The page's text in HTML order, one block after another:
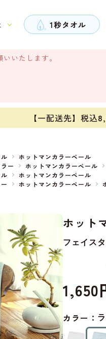
1秒タオル
いたします。
【一配送先】税込
ホットマンカラーペール
ー ホットマンカラーペール
ホットマンカラーペール
ホットマンカラーペール
ホット
フェイス
カラー：